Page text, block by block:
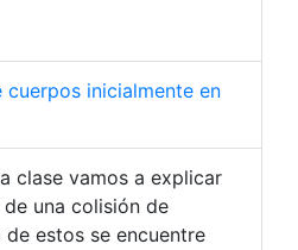
inicialmente en
clase vamos a explicar
una colisión de
estos se encuentre